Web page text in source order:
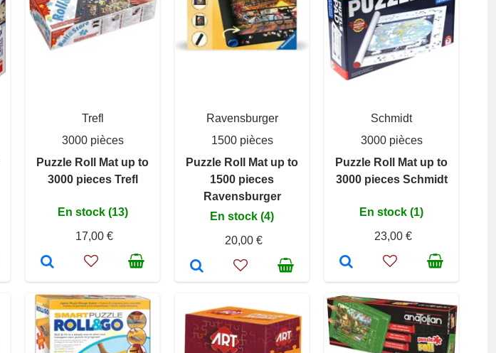
Trefl
3000 pièces
Puzzle Roll Mat up to
3000 pieces Trefl
En stock (13)
17,00 €
Ravensburger
1500 pièces
Puzzle Roll Mat up to
1500 pieces
Ravensburger
En stock (4)
20,00 €
Schmidt
3000 pièces
Puzzle Roll Mat up to
3000 pieces Schmidt
En stock (1)
23,00 €